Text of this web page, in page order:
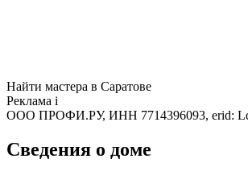
Найти мастера в Саратове
Реклама i
ООО ПРОФИ.РУ, ИНН 7714396093, erid:
Сведения о доме